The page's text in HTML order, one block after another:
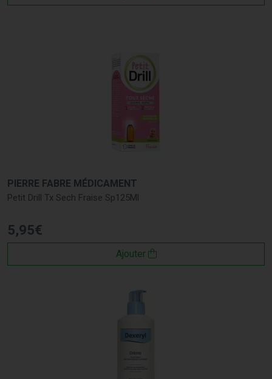
PIERRE FABRE MÉDICAMENT
Petit Drill Tx Sech Fraise Sp125Ml
5,95€
Ajouter